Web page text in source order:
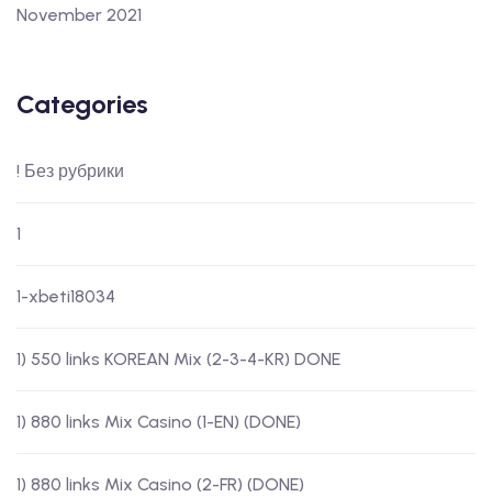
November 2021
Categories
! Без рубрики
1
1-xbeti18034
1) 550 links KOREAN Mix (2-3-4-KR) DONE
1) 880 links Mix Casino (1-EN) (DONE)
1) 880 links Mix Casino (2-FR) (DONE)